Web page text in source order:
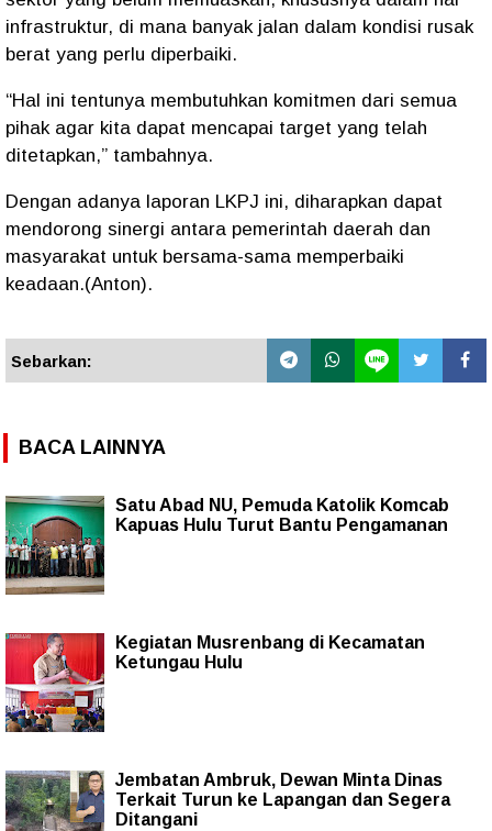
infrastruktur, di mana banyak jalan dalam kondisi rusak
berat yang perlu diperbaiki.
“Hal ini tentunya membutuhkan komitmen dari semua
pihak agar kita dapat mencapai target yang telah
ditetapkan,” tambahnya.
Dengan adanya laporan LKPJ ini, diharapkan dapat
mendorong sinergi antara pemerintah daerah dan
masyarakat untuk bersama-sama memperbaiki
keadaan.(Anton).
Sebarkan:
BACA LAINNYA
Satu Abad NU, Pemuda Katolik Komcab
Kapuas Hulu Turut Bantu Pengamanan
Kegiatan Musrenbang di Kecamatan
Ketungau Hulu
Jembatan Ambruk, Dewan Minta Dinas
Terkait Turun ke Lapangan dan Segera
Ditangani